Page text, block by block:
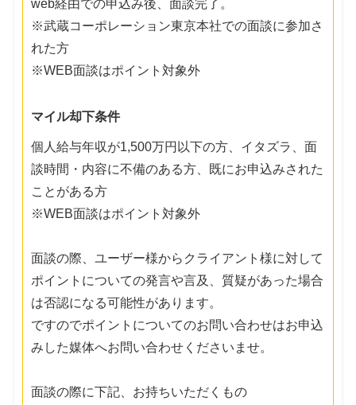
web経由での申込み後、面談完了。
※武蔵コーポレーション東京本社での面談に参加さ
れた方
※WEB面談はポイント対象外
マイル却下条件
個人給与年収が1,500万円以下の方、イタズラ、面
談時間・内容に不備のある方、既にお申込みされた
ことがある方
※WEB面談はポイント対象外
面談の際、ユーザー様からクライアント様に対して
ポイントについての発言や言及、質疑があった場合
は否認になる可能性があります。
ですのでポイントについてのお問い合わせはお申込
みした媒体へお問い合わせくださいませ。
面談の際に下記、お持ちいただくもの